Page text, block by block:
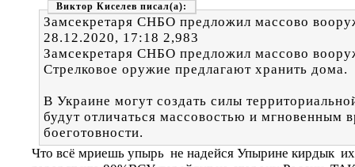
Виктор Киселев
Замсекретаря СНБО предложил массово
28.12.2020, 17:18 2,983
Замсекретаря СНБО предложил массово
Стрелковое оружие предлагают хранить дома.
В Украине могут создать силы
будут отличаться массовостью и мгновенным
боеготовности.
Что всё мриешь упырь не надейся Упырине кирдык